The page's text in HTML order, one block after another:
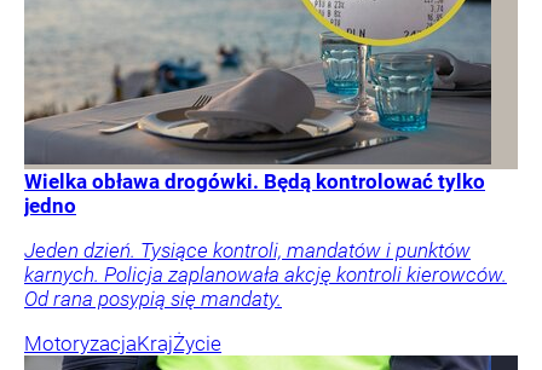
Wielka obława drogówki. Będą kontrolować tylko
jedno
Jeden dzień. Tysiące kontroli, mandatów i punktów
karnych. Policja zaplanowała akcję kontroli kierowców.
Od rana posypią się mandaty.
MotoryzacjaKrajŻycie